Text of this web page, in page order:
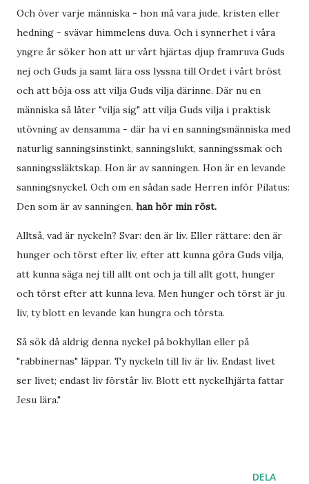
Och över varje människa - hon må vara jude, kristen eller
hedning - svävar himmelens duva. Och i synnerhet i våra
yngre år söker hon att ur vårt hjärtas djup framruva Guds
nej och Guds ja samt lära oss lyssna till Ordet i vårt bröst
och att böja oss att vilja Guds vilja därinne. Där nu en
människa så låter "vilja sig" att vilja Guds vilja i praktisk
utövning av densamma - där ha vi en sanningsmänniska med
naturlig sanningsinstinkt, sanningslukt, sanningssmak och
sanningssläktskap. Hon är av sanningen. Hon är en levande
sanningsnyckel. Och om en sådan sade Herren inför Pilatus:
Den som är av sanningen, han hör min röst.
Alltså, vad är nyckeln? Svar: den är liv. Eller rättare: den är
hunger och törst efter liv, efter att kunna göra Guds vilja,
att kunna säga nej till allt ont och ja till allt gott, hunger
och törst efter att kunna leva. Men hunger och törst är ju
liv, ty blott en levande kan hungra och törsta.
Så sök då aldrig denna nyckel på bokhyllan eller på
"rabbinernas" läppar. Ty nyckeln till liv är liv. Endast livet
ser livet; endast liv förstår liv. Blott ett nyckelhjärta fattar
Jesu lära."
DELA